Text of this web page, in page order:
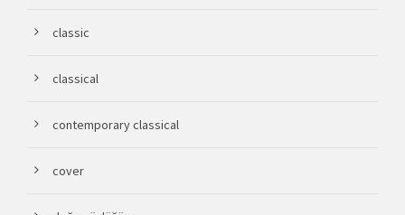
classic
classical
contemporary classical
cover